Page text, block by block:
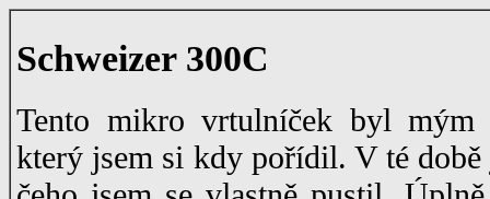
Schweizer 300C
Tento mikro vrtulníček byl mým
který jsem si kdy pořídil. V té době